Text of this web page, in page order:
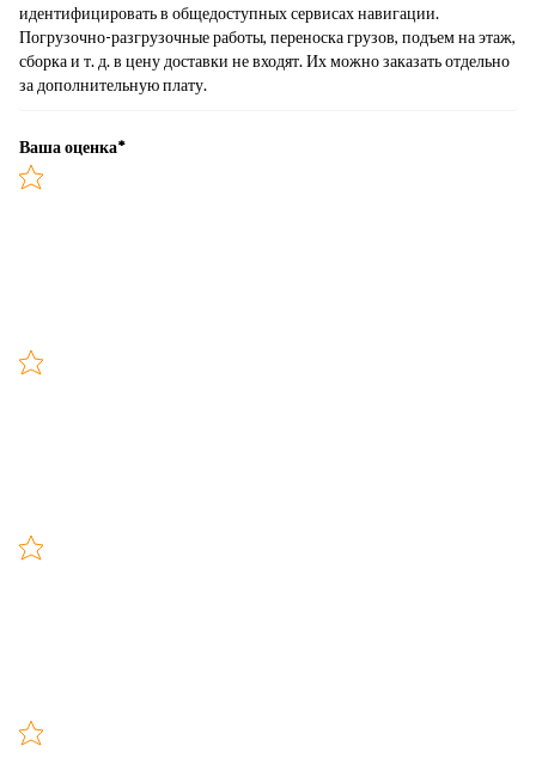
идентифицировать в общедоступных сервисах навигации.
Погрузочно-разгрузочные работы, переноска грузов, подъем на этаж,
сборка и т. д. в цену доставки не входят. Их можно заказать отдельно
за дополнительную плату.
Ваша оценка*